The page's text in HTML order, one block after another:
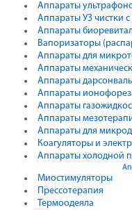
Аппараты
Аппараты УЗ чистки
Аппараты
Вапоризаторы
Аппараты для
Аппараты
Аппараты
Аппараты
Аппараты
Аппараты
Аппараты для
Коагуляторы и
Аппараты холодной
Миостимуляторы
Прессотерапия
Термоодеяла